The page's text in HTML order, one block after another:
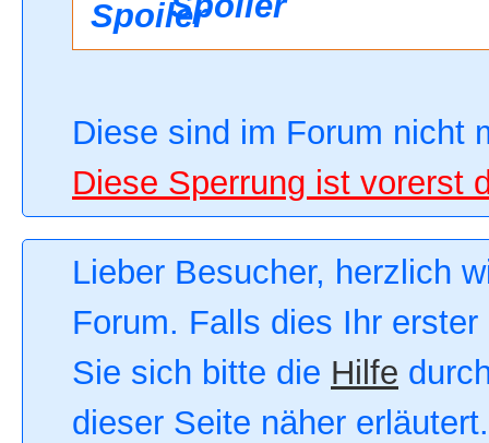
Diese sind im Forum nicht
Diese Sperrung ist vorerst
Lieber Besucher, herzlich
Forum. Falls dies Ihr
Sie sich bitte die Hilfe
dieser Seite näher